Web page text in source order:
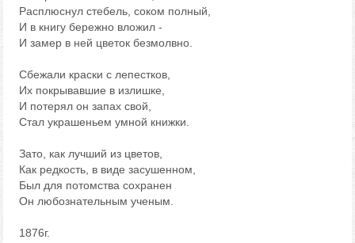
Расплюснул стебель, соком полный,
И в книгу бережно вложил -
И замер в ней цветок безмолвно.
Сбежали краски с лепестков,
Их покрывавшие в излишке,
И потерял он запах свой,
Стал украшеньем умной книжки.
Зато, как лучший из цветов,
Как редкость, в виде засушенном,
Был для потомства сохранен
Он любознательным ученым.
1876г.